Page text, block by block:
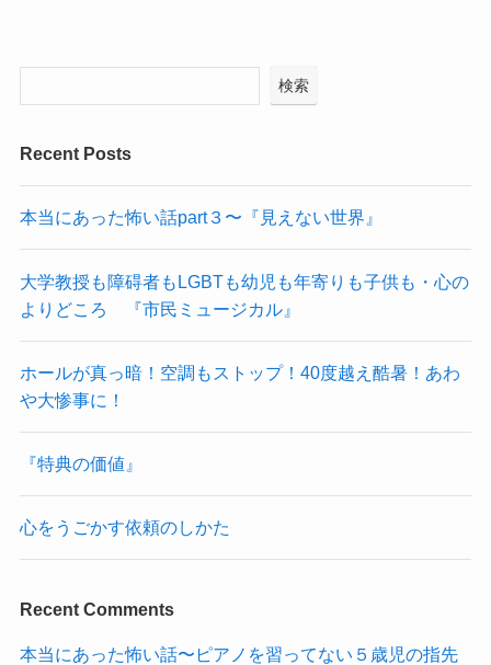
検索
Recent Posts
本当にあった怖い話part３〜『見えない世界』
大学教授も障碍者もLGBTも幼児も年寄りも子供も・心の
よりどころ 『市民ミュージカル』
ホールが真っ暗！空調もストップ！40度越え酷暑！あわ
や大惨事に！
『特典の価値』
心をうごかす依頼のしかた
Recent Comments
本当にあった怖い話〜ピアノを習ってない５歳児の指先